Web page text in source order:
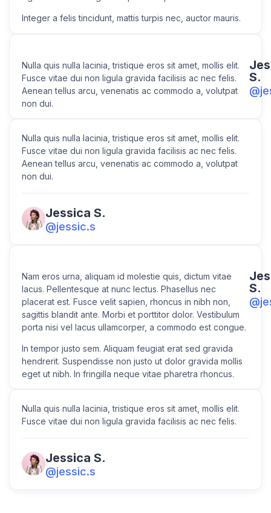
Integer a felis tincidunt, mattis turpis nec, auctor mauris.
Nulla quis nulla lacinia, tristique eros sit amet, mollis elit.
Fusce vitae dui non ligula gravida facilisis ac nec felis.
Aenean tellus arcu, venenatis ac commodo a, volutpat
non dui.
S.
Nulla quis nulla lacinia, tristique eros sit amet, mollis elit.
Fusce vitae dui non ligula gravida facilisis ac nec felis.
Aenean tellus arcu, venenatis ac commodo a, volutpat
non dui.
Jessica S.
@jessic.s
Nam eros urna, aliquam id molestie quis, dictum vitae
lacus. Pellentesque at nunc lectus. Phasellus nec
placerat est. Fusce velit sapien, rhoncus in nibh non,
sagittis blandit ante. Morbi et porttitor dolor. Vestibulum
porta nisi vel lacus ullamcorper, a commodo est congue.
In tempor justo sem. Aliquam feugiat erat sed gravida
hendrerit. Suspendisse non justo ut dolor gravida mollis
eget ut nibh. In fringilla neque vitae pharetra rhoncus.
S.
Nulla quis nulla lacinia, tristique eros sit amet, mollis elit.
Fusce vitae dui non ligula gravida facilisis ac nec felis.
Jessica S.
@jessic.s